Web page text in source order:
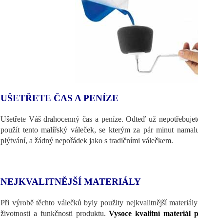
UŠETŘETE ČAS A PENÍZE
Ušetřete Váš drahocenný čas a peníze. Odteď už
použít tento malířský váleček, se kterým za pár minut
plýtvání, a žádný nepořádek jako s tradičními válečkem.
NEJKVALITNĚJŠÍ MATERIÁLY
Při výrobě těchto válečků byly použity nejkvalitnější
životnosti a funkčnosti produktu.Vysoce kvalitní materiál